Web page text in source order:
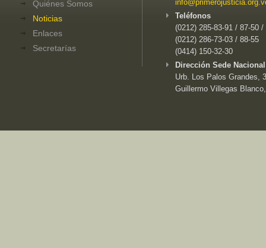
Quiénes Somos
Noticias
Enlaces
Secretarías
Teléfonos
(0212) 285-83-91 / 87-50 /
(0212) 286-73-03 / 88-55
(0414) 150-32-30
Dirección Sede
Urb. Los Palos Grandes,
Guillermo Villegas